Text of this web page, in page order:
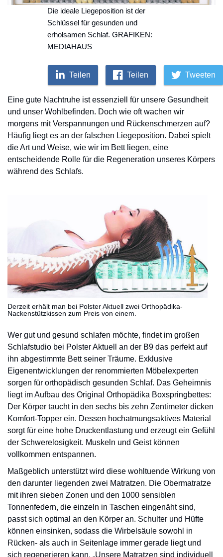
Die ideale Liegeposition ist der
Schlüssel für gesunden und
erholsamen Schlaf. GRAFIKEN:
MEDIAHAUS
Teilen Teilen Tweeten
Eine gute Nachtruhe ist essenziell für unsere Gesundheit
und unser Wohlbefinden. Doch wie oft wachen wir
morgens mit Verspannungen und Rückenschmerzen auf?
Häufig liegt es an der falschen Liegeposition. Dabei spielt
die Art und Weise, wie wir im Bett liegen, eine
entscheidende Rolle für die Regeneration unseres Körpers
während des Schlafs.
Derzeit erhält man bei Polster Aktuell zwei Orthopädika-
Nackenstützkissen zum Preis von einem.
Wer gut und gesund schlafen möchte, findet im großen
Schlafstudio bei Polster Aktuell an der B9 das perfekt auf
ihn abgestimmte Bett seiner Träume. Exklusive
Eigenentwicklungen der renommierten Möbelexperten
sorgen für orthopädisch gesunden Schlaf. Das Geheimnis
liegt im Aufbau des Original Orthopädika Boxspringbettes:
Der Körper taucht in den sechs bis zehn Zentimeter dicken
Komfort-Topper ein. Dessen hochatmungsaktives Material
sorgt für eine hohe Druckentlastung und erzeugt ein Gefühl
der Schwerelosigkeit. Muskeln und Geist können
vollkommen entspannen.
Maßgeblich unterstützt wird diese wohltuende Wirkung von
den darunter liegenden zwei Matratzen. Die Obermatratze
mit ihren sieben Zonen und den 1000 sensiblen
Tonnenfedern, die einzeln in Taschen eingenäht sind,
passt sich optimal an den Körper an. Schulter und Hüfte
können einsinken, sodass die Wirbelsäule sowohl in
Rücken- als auch in Seitenlage immer gerade liegt und
sich regenerieren kann. „Unsere Matratzen sind individuell